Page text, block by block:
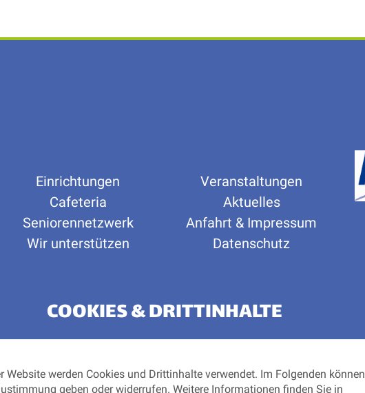
Einrichtungen
Cafeteria
Seniorennetzwerk
Wir unterstützen
Veranstaltungen
Aktuelles
Anfahrt & Impressum
Datenschutz
COOKIES & DRITTINHALTE
Website werden Cookies und Drittinhalte verwendet. Im Folgenden können
geben oder widerrufen. Weitere Informationen finden Sie in